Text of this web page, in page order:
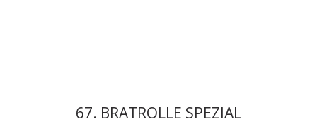
67. BRATROLLE SPEZIAL